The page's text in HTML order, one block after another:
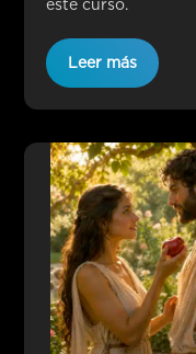
este curso.
Leer más